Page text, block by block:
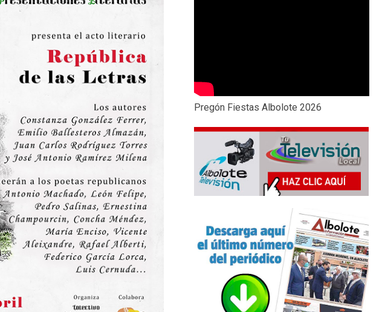
Pregón Fiestas Albolote 2026